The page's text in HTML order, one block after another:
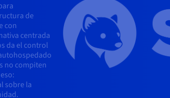
de
con
centrada
da el control
no compiten
sobre la